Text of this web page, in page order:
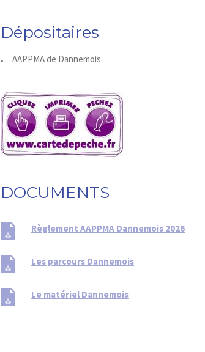
Dépositaires
AAPPMA de Dannemois
DOCUMENTS
Règlement AAPPMA Dannemois 2026
Les parcours Dannemois
Le matériel Dannemois